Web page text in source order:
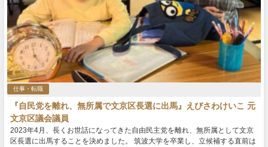
仕事・転職
『自民党を離れ、無所属で文京区長選に出馬』えびさわけいこ 元
文京区議会議員
2023年4月、長くお世話になってきた自由民主党を離れ、無所属として文京
区長選に出馬することを決めました。 筑波大学を卒業し、立候補する直前は